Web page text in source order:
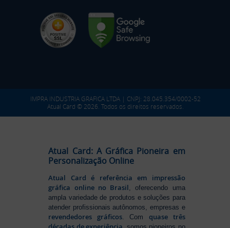
IMPRA INDUSTRIA GRAFICA LTDA | CNPJ: 28.045.354/0002-52
Atual Card © 2026. Todos os direitos reservados.
Atual Card: A Gráfica Pioneira em
Personalização Online
Atual Card é referência em impressão
gráfica online no Brasil , oferecendo uma
ampla variedade de produtos e soluções para
atender profissionais autônomos, empresas e
revendedores gráficos. Comquase três